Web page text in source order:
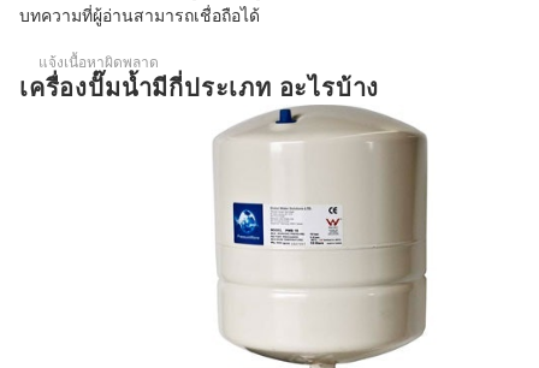
บทความที่ผู้อ่านสามารถเชื่อถือได้
แจ้งเนื้อหาผิดพลาด
เครื่องปั๊มน้ำมีกี่ประเภท อะไรบ้าง